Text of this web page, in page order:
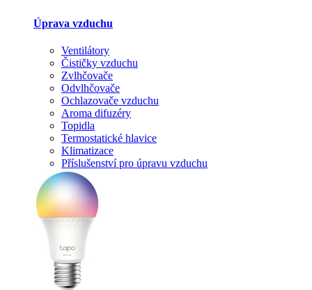
Úprava vzduchu
Ventilátory
Čističky vzduchu
Zvlhčovače
Odvlhčovače
Ochlazovače vzduchu
Aroma difuzéry
Topidla
Termostatické hlavice
Klimatizace
Příslušenství pro úpravu vzduchu